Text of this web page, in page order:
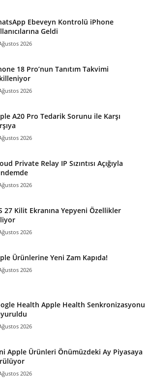
Ebeveyn Kontrolü iPhone
Geldi
2026
18 Pro’nun Tanıtım Takvimi
2026
A20 Pro Tedarik Sorunu ile Karşı
2026
Private Relay IP Sızıntısı Açığıyla
2026
27 Kilit Ekranına Yepyeni Özellikler
2026
Ürünlerine Yeni Zam Kapıda!
2026
Health Apple Health Senkronizasyonu
2026
Apple Ürünleri Önümüzdeki Ay Piyasaya
2026